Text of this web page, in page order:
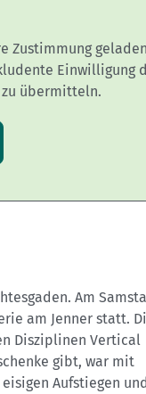
Zustimmung
Einwilligung
übermitteln.
Am
am Jenner statt.
Disziplinen Vertical
gibt, war mit
Aufstiegen und